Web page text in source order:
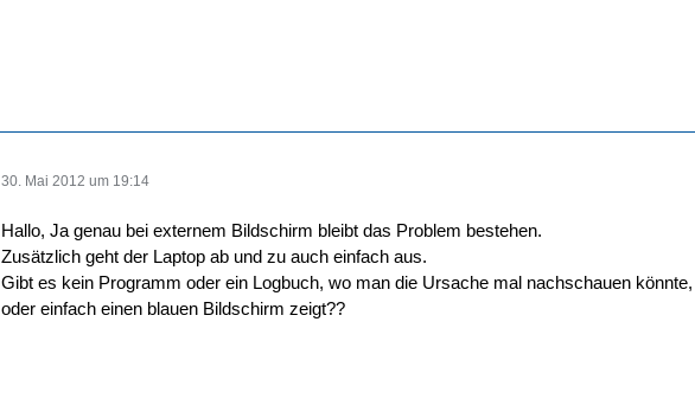
30. Mai 2012 um 19:14
Hallo, Ja genau bei externem Bildschirm bleibt das Problem bestehen.
Zusätzlich geht der Laptop ab und zu auch einfach aus.
Gibt es kein Programm oder ein Logbuch, wo man die Ursache mal nachschauen
oder einfach einen blauen Bildschirm zeigt??